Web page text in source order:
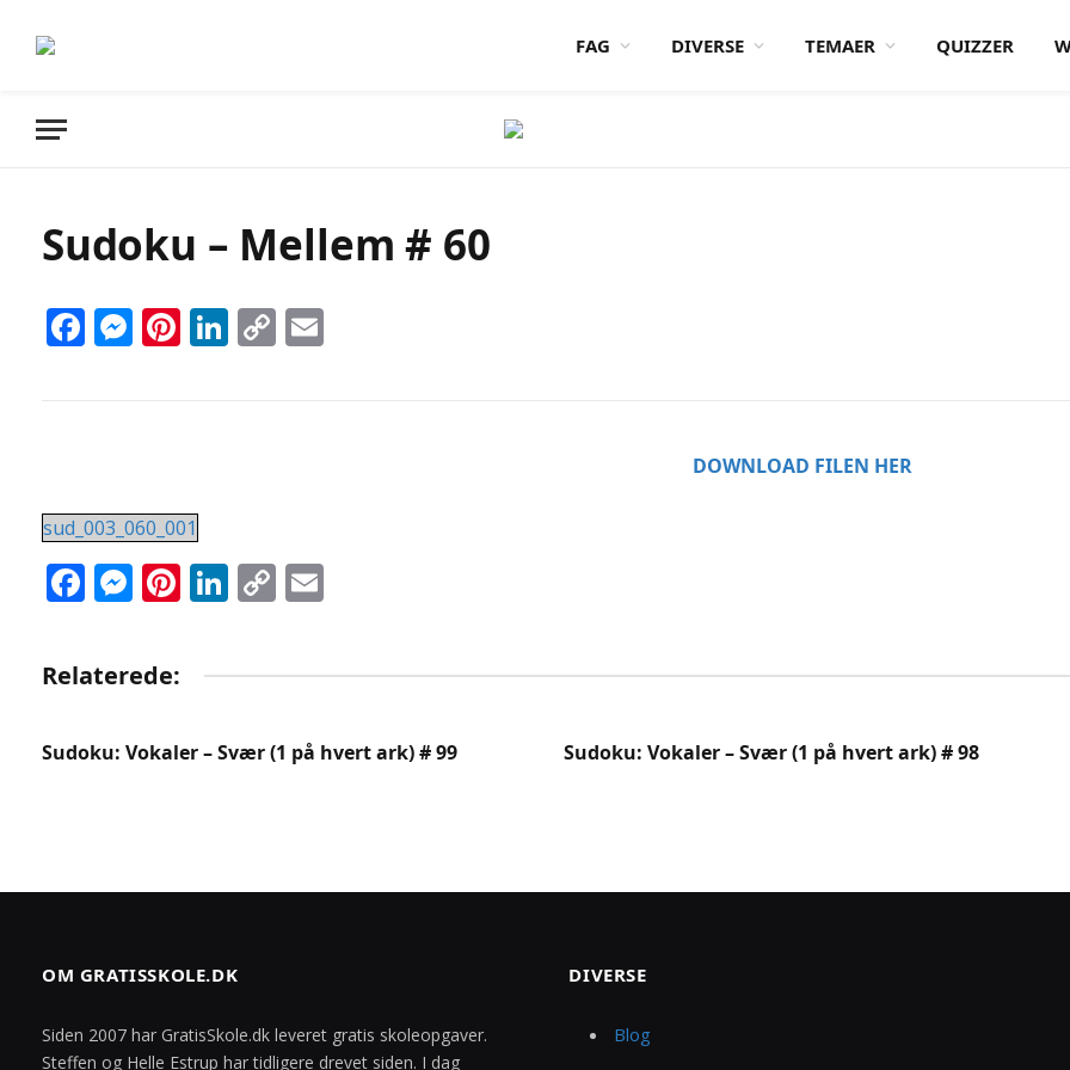
FAG DIVERSE TEMAER QUIZZER
Sudoku – Mellem # 60
Facebook
Messenger
Pinterest
LinkedIn
Copy
DOWNLOAD FILEN HER
sud_003_060_001
Facebook
Messenger
Pinterest
LinkedIn
Copy
Relaterede:
Sudoku: Vokaler – Svær (1 på hvert ark) # 99 Sudoku: Vokaler – Svær (1 på hvert ark) # 98
OM GRATISSKOLE.DK
Siden 2007 har GratisSkole.dk leveret gratis skoleopgaver.
Steffen og Helle Estrup har tidligere drevet siden. I dag
DIVERSE
Blog